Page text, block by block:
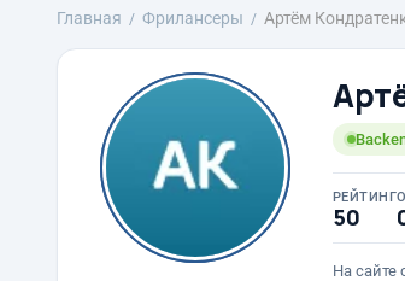
Главная Фрилансеры Артём
РЕЙТИНГ
50
На сайте